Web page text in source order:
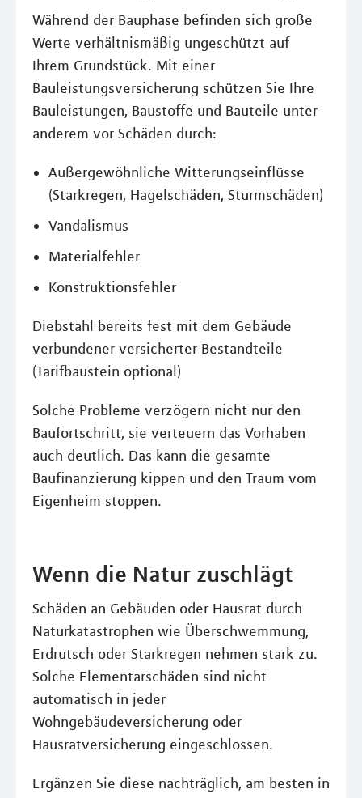
Während der Bauphase befinden sich große
Werte verhältnismäßig ungeschützt auf
Ihrem Grundstück. Mit einer
Bauleistungsversicherung schützen Sie Ihre
Bauleistungen, Baustoffe und Bauteile unter
anderem vor Schäden durch:
Außergewöhnliche Witterungseinflüsse
(Starkregen, Hagelschäden, Sturmschäden)
Vandalismus
Materialfehler
Konstruktionsfehler
Diebstahl bereits fest mit dem Gebäude
verbundener versicherter Bestandteile
(Tarifbaustein optional)
Solche Probleme verzögern nicht nur den
Baufortschritt, sie verteuern das Vorhaben
auch deutlich. Das kann die gesamte
Baufinanzierung kippen und den Traum vom
Eigenheim stoppen.
Wenn die Natur zuschlägt
Schäden an Gebäuden oder Hausrat durch
Naturkatastrophen wie Überschwemmung,
Erdrutsch oder Starkregen nehmen stark zu.
Solche Elementarschäden sind nicht
automatisch in jeder
Wohngebäudeversicherung oder
Hausratversicherung eingeschlossen.
Ergänzen Sie diese nachträglich, am besten in